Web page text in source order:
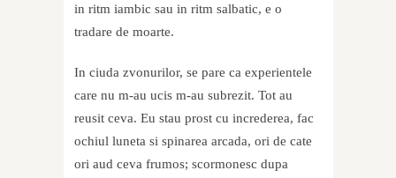
in ritm iambic sau in ritm salbatic, e o
tradare de moarte.
In ciuda zvonurilor, se pare ca experientele
care nu m-au ucis m-au subrezit. Tot au
reusit ceva. Eu stau prost cu increderea, fac
ochiul luneta si spinarea arcada, ori de cate
ori aud ceva frumos; scormonesc dupa